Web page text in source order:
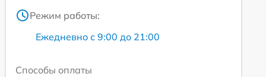
Режим работы:
Ежедневно с 9:00 до 21:00
Способы оплаты